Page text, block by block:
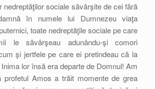
nedreptăţilor sociale săvârşite de cei fără
în numele lui Dumnezeu viaţa
toate nedreptăţile sociale pe care
le săvârşeau adunându-şi comori
şi jertfele pe care ei pretindeau că la
lor însă era departe de Domnul! Am
profetul Amos a trăit momente de grea